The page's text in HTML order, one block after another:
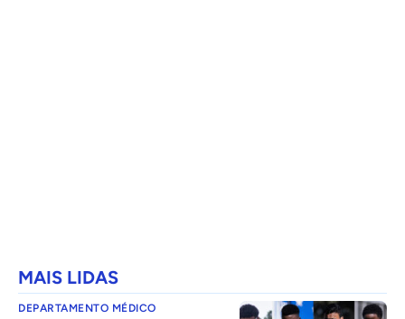
MAIS LIDAS
DEPARTAMENTO MÉDICO